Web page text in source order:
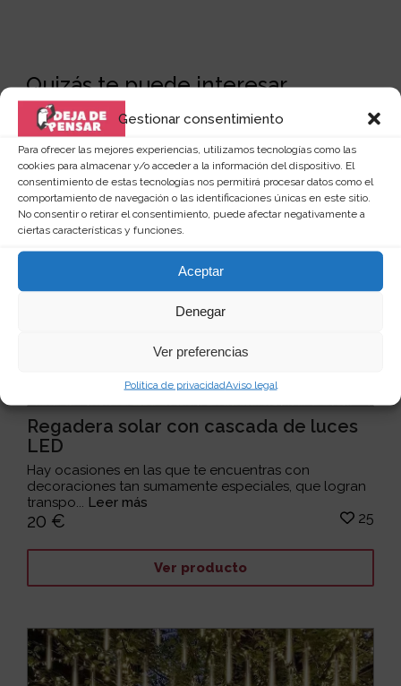
Gestionar consentimiento
Para ofrecer las mejores experiencias, utilizamos tecnologías como las
cookies para almacenar y/o acceder a la información del dispositivo. El
consentimiento de estas tecnologías nos permitirá procesar datos como el
comportamiento de navegación o las identificaciones únicas en este sitio.
No consentir o retirar el consentimiento, puede afectar negativamente a
ciertas características y funciones.
Aceptar
Denegar
Ver preferencias
Política de privacidadAviso legal
Quizás te puede interesar...
Regadera solar con cascada de luces
LED
Hay ocasiones en las que te encuentras con
decoraciones tan sumamente especiales, que logran
transpo... Leer más
20 € 25
Ver producto